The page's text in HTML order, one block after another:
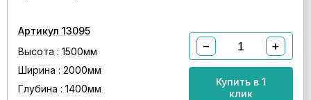
Артикул 13095
Высота : 1500мм
Ширина : 2000мм
Глубина : 1400мм
− +
Купить в 1
клик